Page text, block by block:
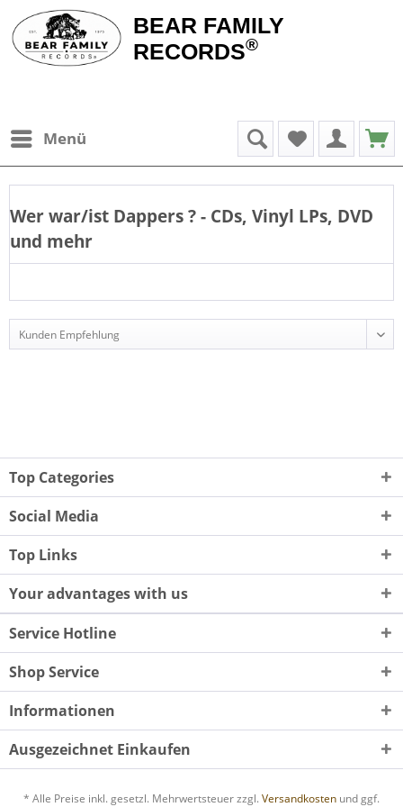
BEAR FAMILY
RECORDS®
Menü
Wer war/ist Dappers? - CDs, Vinyl LPs, DVD
und mehr
Top Categories
Social Media
Top Links
Your advantages with us
Service Hotline
Shop Service
Informationen
Ausgezeichnet Einkaufen
* Alle Preise inkl. gesetzl. Mehrwertsteuer zzgl. Versandkosten und ggf.